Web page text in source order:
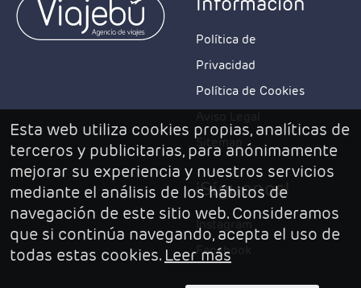
Política de
Privacidad
Política de Cookies
Sitemap
¡Síguenos!
Instagram
Facebook
Esta web utiliza cookies propias, analíticas de
terceros y publicitarias, para anónimamente
mejorar su experiencia y nuestros servicios
mediante el análisis de los hábitos de
navegación de este sitio web. Consideramos
que si continúa navegando, acepta el uso de
todas estas cookies. Leer más